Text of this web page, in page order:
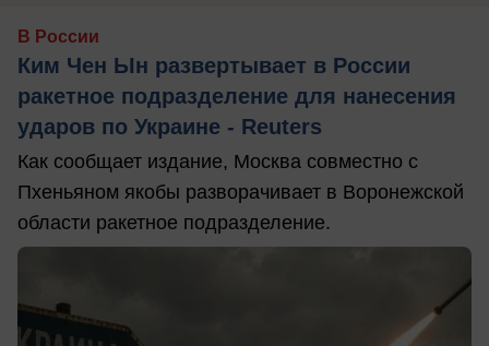
В России
Ким Чен Ын развертывает в России
ракетное подразделение для нанесения
ударов по Украине - Reuters
Как сообщает издание, Москва совместно с
Пхеньяном якобы разворачивает в Воронежской
области ракетное подразделение.